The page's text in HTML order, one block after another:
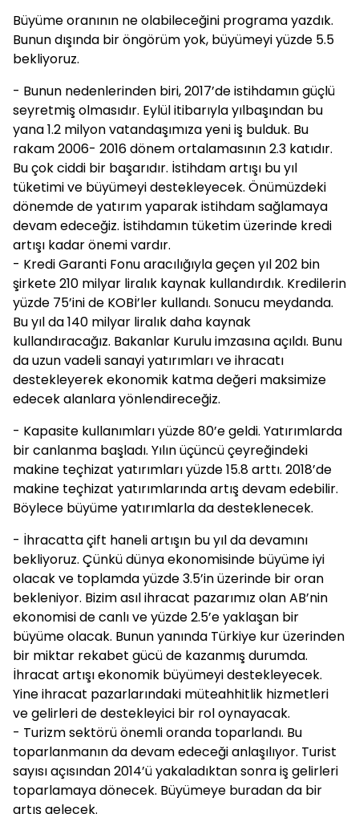
Büyüme oranının ne olabileceğini programa yazdık.
Bunun dışında bir öngörüm yok, büyümeyi yüzde 5.5
bekliyoruz.
- Bunun nedenlerinden biri, 2017’de istihdamın güçlü
seyretmiş olmasıdır. Eylül itibarıyla yılbaşından bu
yana 1.2 milyon vatandaşımıza yeni iş bulduk. Bu
rakam 2006- 2016 dönem ortalamasının 2.3 katıdır.
Bu çok ciddi bir başarıdır. İstihdam artışı bu yıl
tüketimi ve büyümeyi destekleyecek. Önümüzdeki
dönemde de yatırım yaparak istihdam sağlamaya
devam edeceğiz. İstihdamın tüketim üzerinde kredi
artışı kadar önemi vardır.
- Kredi Garanti Fonu aracılığıyla geçen yıl 202 bin
şirkete 210 milyar liralık kaynak kullandırdık. Kredilerin
yüzde 75’ini de KOBİ’ler kullandı. Sonucu meydanda.
Bu yıl da 140 milyar liralık daha kaynak
kullandıracağız. Bakanlar Kurulu imzasına açıldı. Bunu
da uzun vadeli sanayi yatırımları ve ihracatı
destekleyerek ekonomik katma değeri maksimize
edecek alanlara yönlendireceğiz.
- Kapasite kullanımları yüzde 80’e geldi. Yatırımlarda
bir canlanma başladı. Yılın üçüncü çeyreğindeki
makine teçhizat yatırımları yüzde 15.8 arttı. 2018’de
makine teçhizat yatırımlarında artış devam edebilir.
Böylece büyüme yatırımlarla da desteklenecek.
- İhracatta çift haneli artışın bu yıl da devamını
bekliyoruz. Çünkü dünya ekonomisinde büyüme iyi
olacak ve toplamda yüzde 3.5’in üzerinde bir oran
bekleniyor. Bizim asıl ihracat pazarımız olan AB’nin
ekonomisi de canlı ve yüzde 2.5’e yaklaşan bir
büyüme olacak. Bunun yanında Türkiye kur üzerinden
bir miktar rekabet gücü de kazanmış durumda.
İhracat artışı ekonomik büyümeyi destekleyecek.
Yine ihracat pazarlarındaki müteahhitlik hizmetleri
ve gelirleri de destekleyici bir rol oynayacak.
- Turizm sektörü önemli oranda toparlandı. Bu
toparlanmanın da devam edeceği anlaşılıyor. Turist
sayısı açısından 2014’ü yakaladıktan sonra iş gelirleri
toparlamaya dönecek. Büyümeye buradan da bir
artış gelecek.